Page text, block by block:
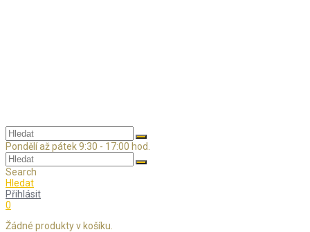
Pondělí až pátek 9:30 - 17:00 hod.
Search
Hledat
Přihlásit
0
Žádné produkty v košíku.